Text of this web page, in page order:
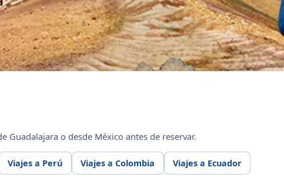
Guadalajara o desde México antes de reservar.
Viajes a Perú Viajes a Colombia Viajes a Ecuador